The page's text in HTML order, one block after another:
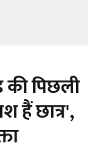
पिछली
हैं छात्र',